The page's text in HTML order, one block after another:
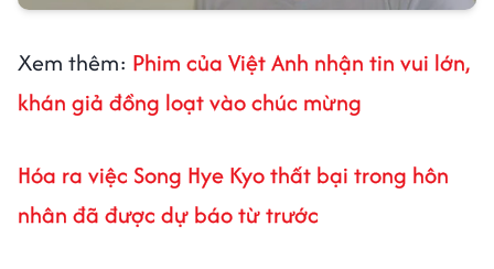
Xem thêm: Phim của Việt Anh nhận tin vui lớn,
khán giả đồng loạt vào chúc mừng
Hóa ra việc Song Hye Kyo thất bại trong hôn
nhân đã được dự báo từ trước